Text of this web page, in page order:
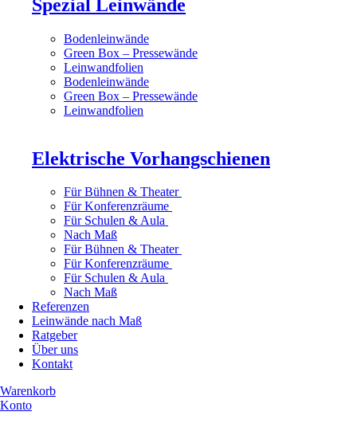
Spezial Leinwände
Bodenleinwände
Green Box – Pressewände
Leinwandfolien
Bodenleinwände
Green Box – Pressewände
Leinwandfolien
Elektrische Vorhangschienen
Für Bühnen & Theater
Für Konferenzräume
Für Schulen & Aula
Nach Maß
Für Bühnen & Theater
Für Konferenzräume
Für Schulen & Aula
Nach Maß
Referenzen
Leinwände nach Maß
Ratgeber
Über uns
Kontakt
Warenkorb
Konto